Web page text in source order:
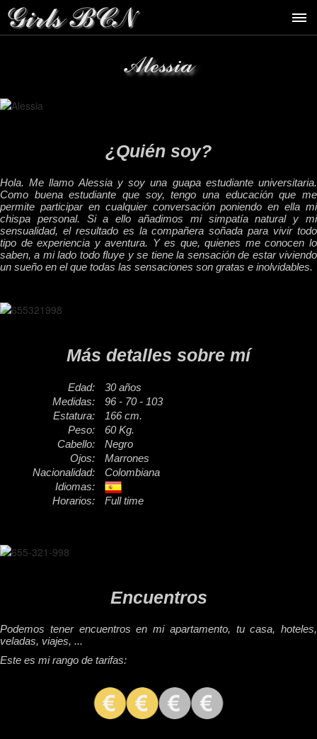
Alessia
¿Quién soy?
Hola. Me llamo Alessia y soy una guapa estudiante universitaria.
Como buena estudiante que soy, tengo una educación que me
permite participar en cualquier conversación poniendo en ella mi
chispa personal. Si a ello añadimos mi simpatía natural y mi
sensualidad, el resultado es la compañera soñada para vivir todo
tipo de experiencia y aventura. Y es que, quienes me conocen lo
saben, a mi lado todo fluye y se tiene la sensación de estar viviendo
un sueño en el que todas las sensaciones son gratas e inolvidables.
Más detalles sobre mí
Edad:
30 años
Medidas:
96 - 70 - 103
Estatura:
166 cm.
Peso:
60 Kg.
Cabello:
Negro
Ojos:
Marrones
Nacionalidad:
Colombiana
Idiomas:
Horarios:
Full time
Encuentros
Podemos tener encuentros en mi apartamento, tu casa, hoteles,
veladas, viajes, ...
Este es mi rango de tarifas: